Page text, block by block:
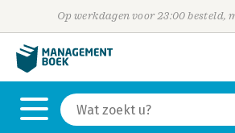
Op werkdagen voor 23:00 besteld,